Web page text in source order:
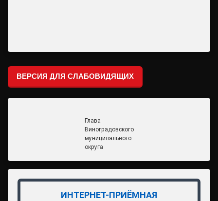
ВЕРСИЯ ДЛЯ СЛАБОВИДЯЩИХ
Глава
Виноградовского
муниципального
округа
ИНТЕРНЕТ-ПРИЁМНАЯ